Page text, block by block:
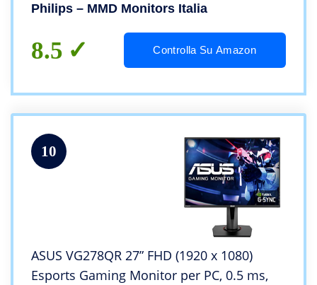
Philips – MMD Monitors Italia
8.5 Controlla Su Amazon
10
ASUS VG278QR 27” FHD (1920 x 1080)
Esports Gaming Monitor per PC, 0.5 ms,